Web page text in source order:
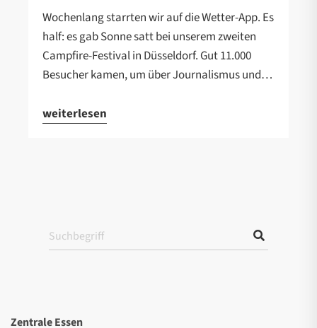
Wochenlang starrten wir auf die Wetter-App. Es
half: es gab Sonne satt bei unserem zweiten
Campfire-Festival in Düsseldorf. Gut 11.000
Besucher kamen, um über Journalismus und…
weiterlesen
Zentrale Essen